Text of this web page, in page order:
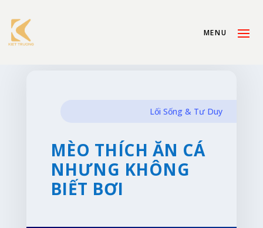
Lối Sống & Tư Duy
MÈO THÍCH ĂN CÁ
NHƯNG KHÔNG
BIẾT BƠI